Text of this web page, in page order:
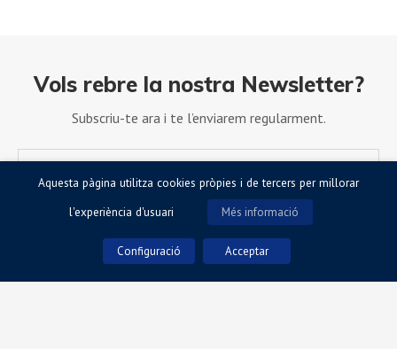
Vols rebre la nostra Newsletter?
Subscriu-te ara i te l’enviarem regularment.
Accepto la Política de Privacitat
Aquesta pàgina utilitza cookies pròpies i de tercers per millorar
l'experiència d'usuari
Més informació
Configuració Acceptar